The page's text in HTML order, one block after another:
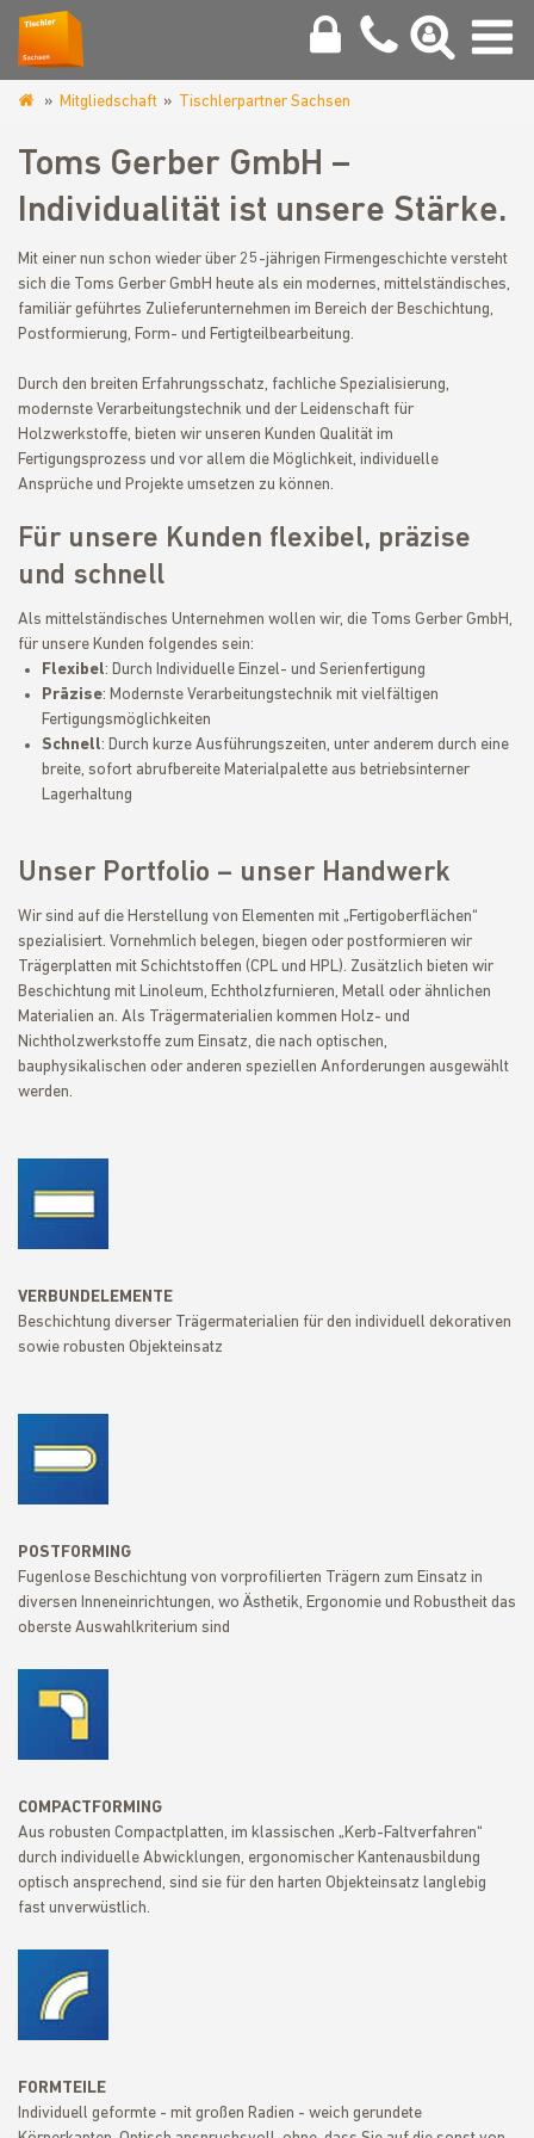
sachsen.de
Mitgliedschaft Tischlerpartner Sachsen
Toms Gerber GmbH –
Individualität ist unsere Stärke.
Mit einer nun schon wieder über 25-jährigen Firmengeschichte versteht
sich die Toms Gerber GmbH heute als ein modernes, mittelständisches,
familiär geführtes Zulieferunternehmen im Bereich der Beschichtung,
Postformierung, Form- und Fertigteilbearbeitung.
Durch den breiten Erfahrungsschatz, fachliche Spezialisierung,
modernste Verarbeitungstechnik und der Leidenschaft für
Holzwerkstoffe, bieten wir unseren Kunden Qualität im
Fertigungsprozess und vor allem die Möglichkeit, individuelle
Ansprüche und Projekte umsetzen zu können.
Für unsere Kunden flexibel, präzise
und schnell
Als mittelständisches Unternehmen wollen wir, die Toms Gerber GmbH,
für unsere Kunden folgendes sein:
Flexibel: Durch Individuelle Einzel- und Serienfertigung
Präzise: Modernste Verarbeitungstechnik mit vielfältigen
Fertigungsmöglichkeiten
Schnell: Durch kurze Ausführungszeiten, unter anderem durch eine
breite, sofort abrufbereite Materialpalette aus betriebsinterner
Lagerhaltung
Unser Portfolio – unser Handwerk
Wir sind auf die Herstellung von Elementen mit „Fertigoberflächen“
spezialisiert. Vornehmlich belegen, biegen oder postformieren wir
Trägerplatten mit Schichtstoffen (CPL und HPL). Zusätzlich bieten wir
Beschichtung mit Linoleum, Echtholzfurnieren, Metall oder ähnlichen
Materialien an. Als Trägermaterialien kommen Holz- und
Nichtholzwerkstoffe zum Einsatz, die nach optischen,
bauphysikalischen oder anderen speziellen Anforderungen ausgewählt
werden.
VERBUNDELEMENTE
Beschichtung diverser Trägermaterialien für den individuell dekorativen
sowie robusten Objekteinsatz
POSTFORMING
Fugenlose Beschichtung von vorprofilierten Trägern zum Einsatz in
diversen Inneneinrichtungen, wo Ästhetik, Ergonomie und Robustheit das
oberste Auswahlkriterium sind
COMPACTFORMING
Aus robusten Compactplatten, im klassischen „Kerb-Faltverfahren“
durch individuelle Abwicklungen, ergonomischer Kantenausbildung
optisch ansprechend, sind sie für den harten Objekteinsatz langlebig
fast unverwüstlich.
FORMTEILE
Individuell geformte - mit großen Radien - weich gerundete